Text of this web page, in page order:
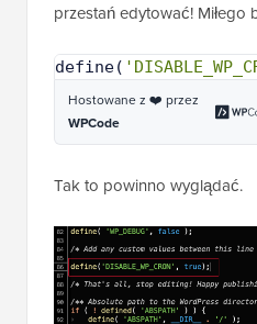
przestań edytować! Miłego
define(
Hostowane z ❤️ przez
WPCode
Tak to powinno wyglądać.